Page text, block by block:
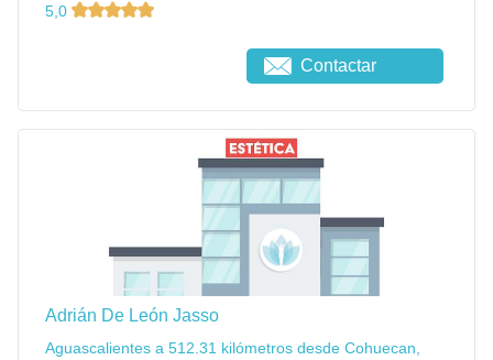
5,0
Contactar
Adrián De León Jasso
Aguascalientes a 512.31 kilómetros desde Cohuecan,